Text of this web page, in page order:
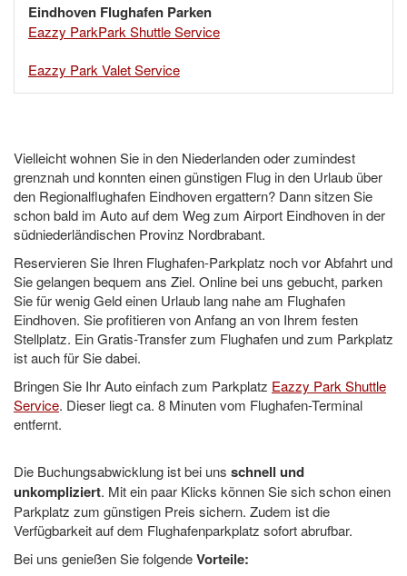
Eindhoven Flughafen Parken
Eazzy ParkPark Shuttle Service
Eazzy Park Valet Service
Vielleicht wohnen Sie in den Niederlanden oder zumindest
grenznah und konnten einen günstigen Flug in den Urlaub über
den Regionalflughafen Eindhoven ergattern? Dann sitzen Sie
schon bald im Auto auf dem Weg zum Airport Eindhoven in der
südniederländischen Provinz Nordbrabant.
Reservieren Sie Ihren Flughafen-Parkplatz noch vor Abfahrt und
Sie gelangen bequem ans Ziel. Online bei uns gebucht, parken
Sie für wenig Geld einen Urlaub lang nahe am Flughafen
Eindhoven. Sie profitieren von Anfang an von Ihrem festen
Stellplatz. Ein Gratis-Transfer zum Flughafen und zum Parkplatz
ist auch für Sie dabei.
Bringen Sie Ihr Auto einfach zum Parkplatz Eazzy Park Shuttle
Service. Dieser liegt ca. 8 Minuten vom Flughafen-Terminal
entfernt.
Die Buchungsabwicklung ist bei uns schnell und
unkompliziert. Mit ein paar Klicks können Sie sich schon einen
Parkplatz zum günstigen Preis sichern. Zudem ist die
Verfügbarkeit auf dem Flughafenparkplatz sofort abrufbar.
Bei uns genießen Sie folgendeVorteile: